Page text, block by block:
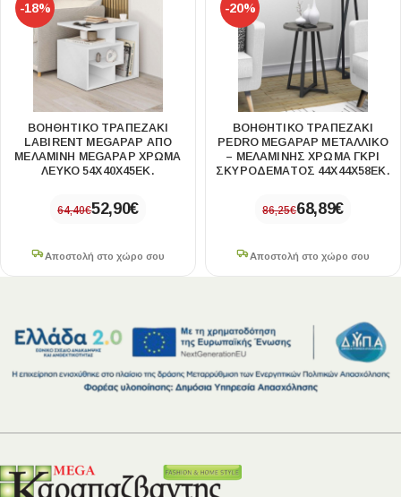
-18%
ΒΟΗΘΗΤΙΚΌ ΤΡΑΠΕΖΆΚΙ
LABIRENT MEGAPAP ΑΠΌ
ΜΕΛΑΜΊΝΗ MEGAPAP ΧΡΏΜΑ
ΛΕΥΚΌ 54X40X45ΕΚ.
64,40€52,90€
Αποστολή στο χώρο σου
-20%
ΒΟΗΘΗΤΙΚΌ ΤΡΑΠΕΖΆΚΙ
PEDRO MEGAPAP ΜΕΤΑΛΛΙΚΌ
– ΜΕΛΑΜΊΝΗΣ ΧΡΏΜΑ ΓΚΡΙ
ΣΚΥΡΟΔΈΜΑΤΟΣ 44X44X58ΕΚ.
86,25€68,89€
Αποστολή στο χώρο σου